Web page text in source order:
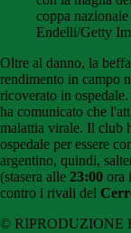
coppa
Endelli/Getty
Oltre al danno, la
rendimento in campo
ricoverato in
ha comunicato che
malattia virale. Il club
ospedale per essere
argentino, quindi,
(stasera alle 23:00 ora
contro i rivali del
© RIPRODUZIONE